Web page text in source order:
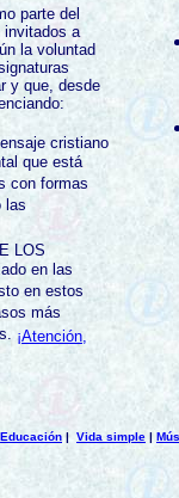
parte del
invitados a
la voluntad
y que, desde
cristiano
que está
con formas
las
LOS
en las
en estos
más
¡Atención,
Educación | Vida simple |